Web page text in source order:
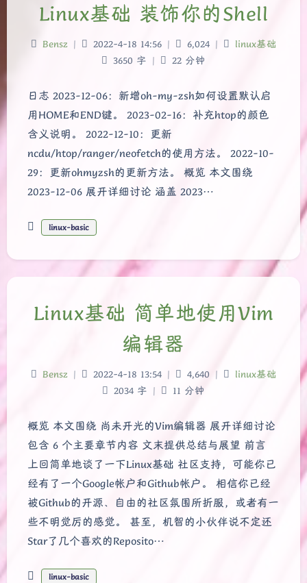
Linux基础 装饰你的Shell
Bensz | 2022-4-18 14:56 | 6,024 |
linux基础
3650 字 | 22 分钟
日志 2023-12-06：新增oh-my-zsh如何设置默认启
用HOME和END键。 2023-02-16：补充htop的颜色
含义说明。 2022-12-10：更新
ncdu/htop/ranger/neofetch的使用方法。 2022-10-
29：更新ohmyzsh的更新方法。 概览 本文围绕
2023-12-06 展开详细讨论 涵盖 2023…
linux-basic
Linux基础 简单地使用Vim
编辑器
Bensz | 2022-4-18 13:54 | 4,640 |
linux基础
2034 字 | 11 分钟
概览 本文围绕 尚未开光的Vim编辑器 展开详细讨论
包含 6 个主要章节内容 文末提供总结与展望 前言
上回简单地谈了一下Linux基础 社区支持，可能你已
经有了一个Google帐户和Github帐户。 相信你已经
被Github的开源、自由的社区氛围所折服，或者有一
些不明觉厉的感觉。 甚至，机智的小伙伴说不定还
Star了几个喜欢的Reposito…
linux-basic